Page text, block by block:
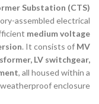
Substation (CTS)
assembled electrical
medium voltage
. It consists of MV
LV switchgear,
, all housed within a
enclosure.